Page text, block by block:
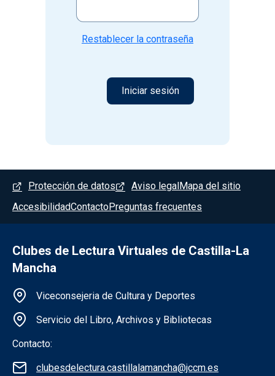
Restablecer la contraseña
Menú del pie
Protección de datos Aviso legal Mapa del sitio
AccesibilidadContactoPreguntas frecuentes
Clubes de Lectura Virtuales de Castilla-La
Mancha
Información de la institución
Viceconsejeria de Cultura y Deportes
Servicio del Libro, Archivos y Bibliotecas
Contacto:
clubesdelectura.castillalamancha@jccm.es